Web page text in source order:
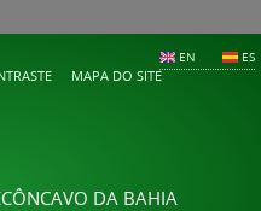
EN ES
MAPA DO SITE
DA BAHIA